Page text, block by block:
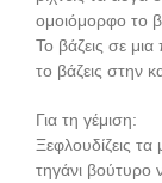
ομοιόμορφο το
Το βάζεις σε
το βάζεις στην
Για τη γέμιση:
Ξεφλουδίζεις
τηγάνι βούτυρο